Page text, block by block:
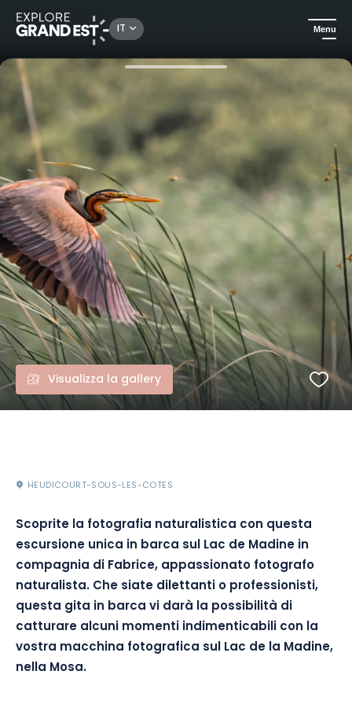
IT Menu
Natura Gita fotografica in barca
Visualizza la gallery
HEUDICOURT-SOUS-LES-COTES
Scoprite la fotografia naturalistica con questa
escursione unica in barca sul Lac de Madine in
compagnia di Fabrice, appassionato fotografo
naturalista. Che siate dilettanti o professionisti,
questa gita in barca vi darà la possibilità di
catturare alcuni momenti indimenticabili con la
vostra macchina fotografica sul Lac de la Madine,
nella Mosa.